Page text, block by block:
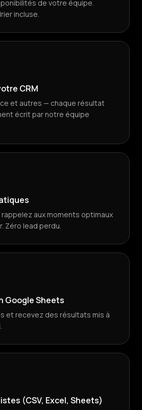
de votre équipe.
incluse.
CRM
et autres — chaque résultat
écrit par notre équipe
aux moments optimaux
Zéro lead perdu.
Google Sheets
et recevez des résultats mis à
(CSV, Excel, Sheets)